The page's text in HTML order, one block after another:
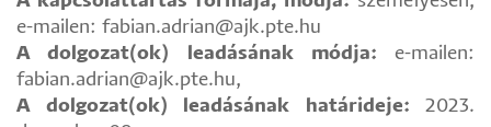
e-mailen: fabian.adrian@ajk.pte.hu
A dolgozat(ok) leadásának módja: e-mailen:
fabian.adrian@ajk.pte.hu,
A dolgozat(ok) leadásának határideje: 2023.